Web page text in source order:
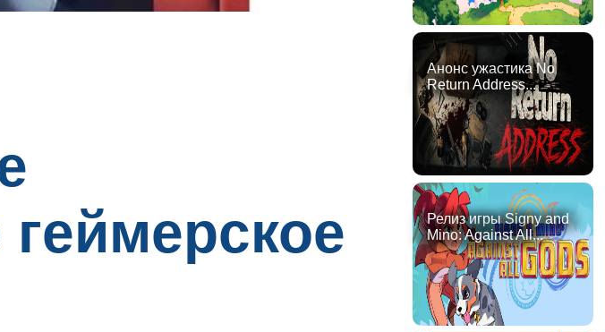
Анонс ужастика No
Return Address...
Релиз игры Signy and
Mino: Against All...